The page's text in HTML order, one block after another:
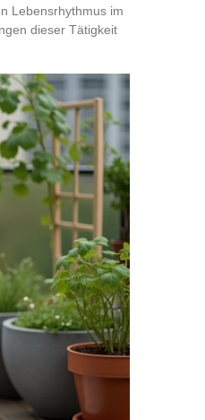
Lebensrhythmus im
dieser Tätigkeit